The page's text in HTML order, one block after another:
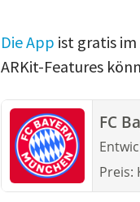
Die App ist gratis
ARKit-Features
FC
Preis: